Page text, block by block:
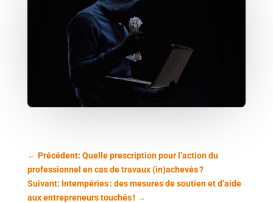
← Précédent: Quelle prescription pour l’action du
professionnel en cas de travaux (in)achevés ?
Suivant: Intempéries : des mesures de soutien et d’aide
aux entrepreneurs touchés ! →